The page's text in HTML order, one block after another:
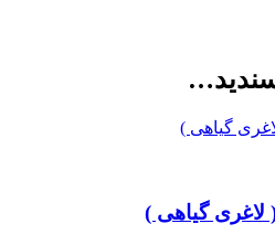
لاغری گیاهی )